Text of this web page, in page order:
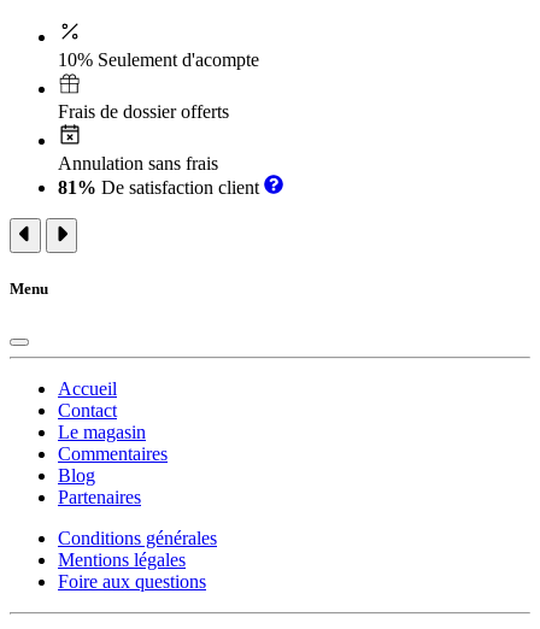
10% Seulement d'acompte
Frais de dossier offerts
Annulation sans frais
81% De satisfaction client
Menu
Accueil
Contact
Le magasin
Commentaires
Blog
Partenaires
Conditions générales
Mentions légales
Foire aux questions